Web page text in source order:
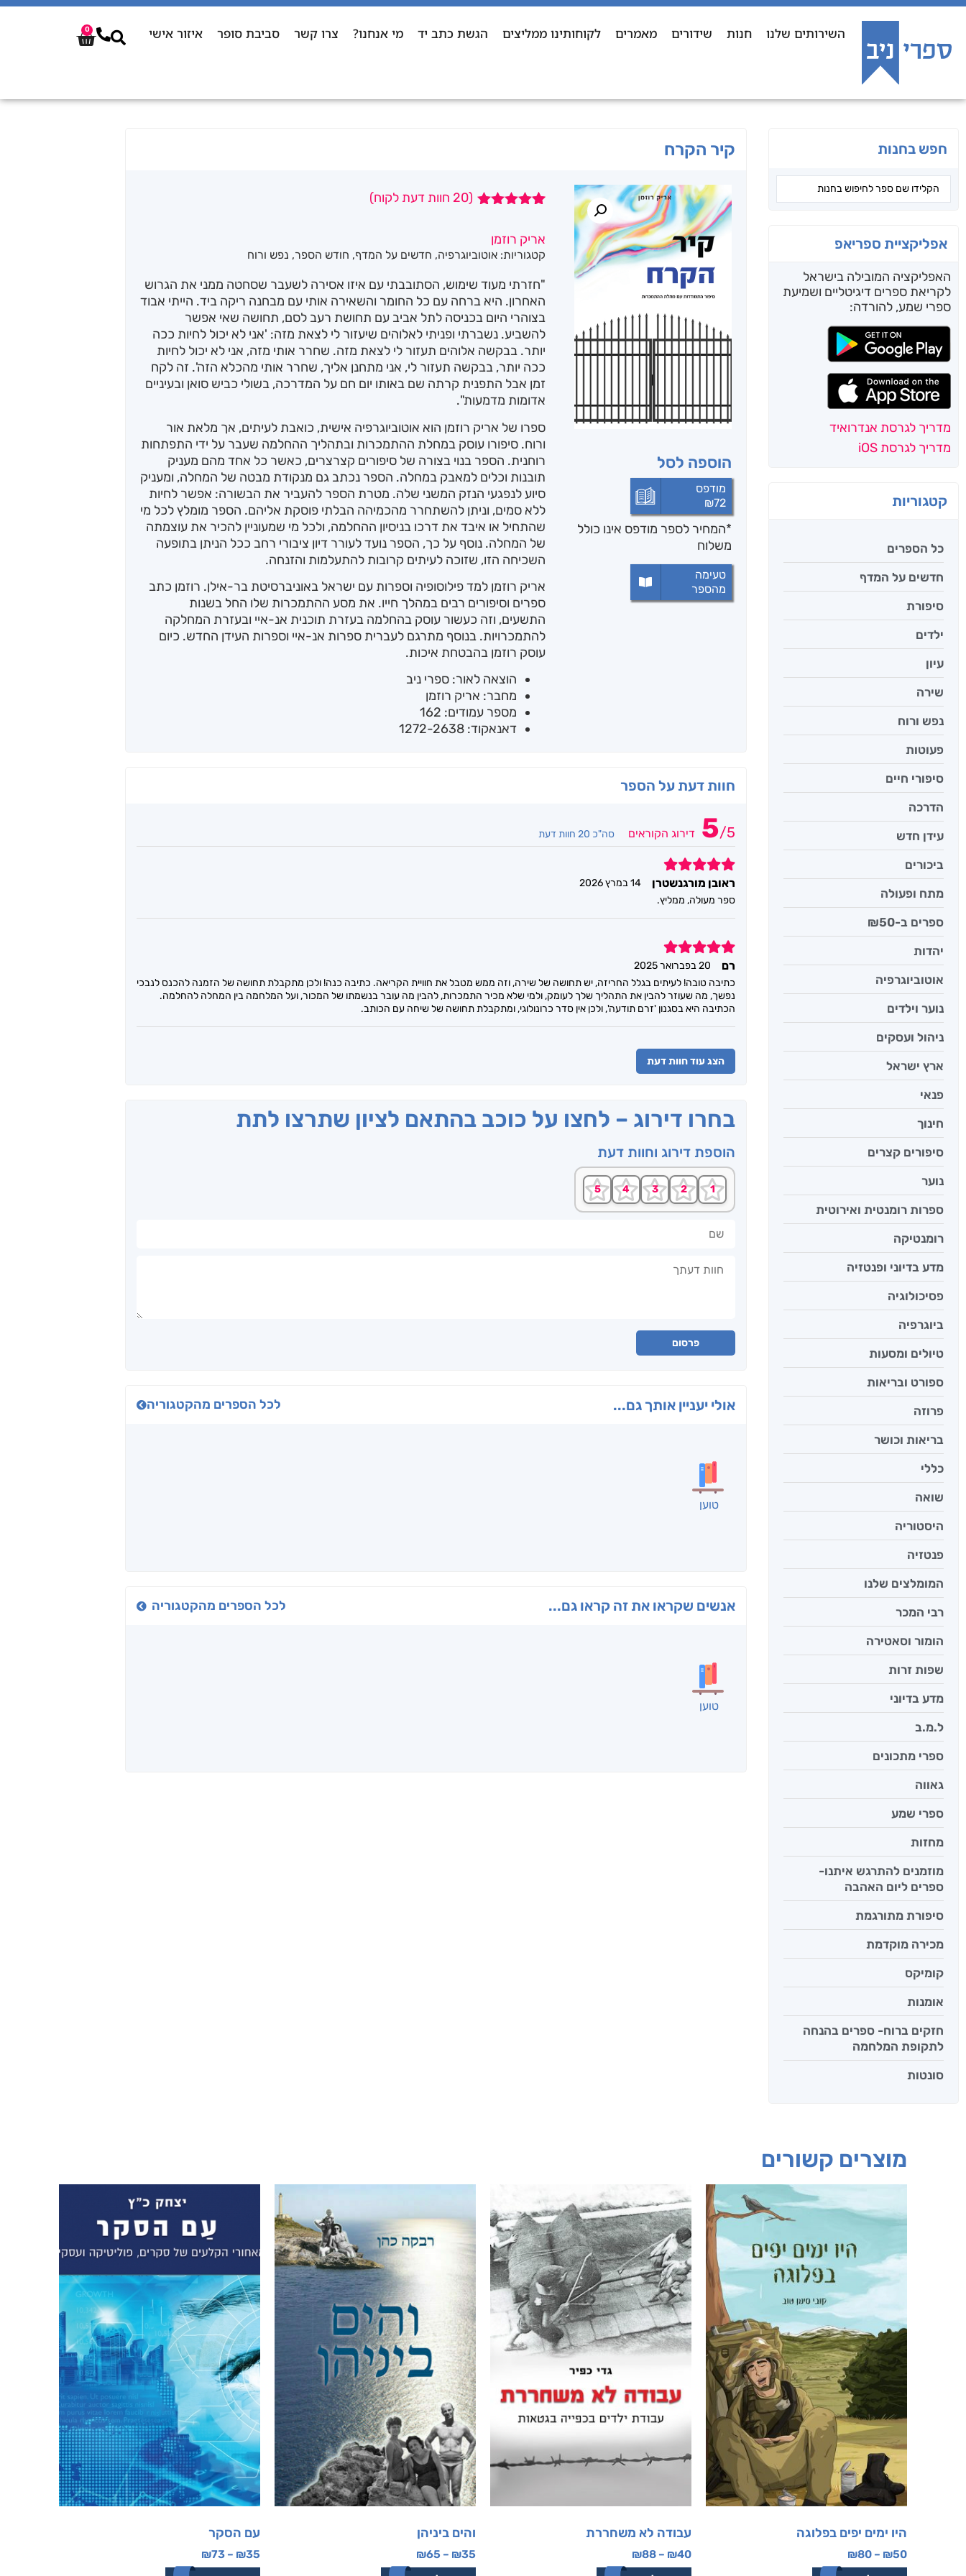
השירותים שלנו חנות שידורים מאמרים לקוחותינו ממליצים הגשת כתב יד מי אנחנו? צרו קשר סביבת סופר איזור אישי 0
חפש בחנות
אפליקציית ספריאפ
האפליקציה המובילה בישראל
לקריאת ספרים דיגיטליים ושמיעת
ספרי שמע, להורדה:
מדריך לגרסת אנדרואיד
מדריך לגרסת iOS
קטגוריות
כל הספרים
חדשים על המדף
סיפורת
ילדים
עיון
שירה
נפש ורוח
פעוטות
סיפורי חיים
הדרכה
עידן חדש
ביכורים
מתח ופעולה
ספרים ב-₪50
יהדות
אוטוביוגרפיה
נוער וילדים
ניהול ועסקים
ארץ ישראל
פנאי
חינוך
סיפורים קצרים
נוער
ספרות רומנטית ואירוטית
רומנטיקה
מדע בדיוני ופנטזיה
פסיכולוגיה
ביוגרפיה
טיולים ומסעות
ספורט ובריאות
פרוזה
בריאות וכושר
כללי
שואה
היסטוריה
פנטזיה
המומלצים שלנו
רבי המכר
הומור וסאטירה
שפות זרות
מדע בדיוני
ל.מ.ב
ספרי מתכונים
גאווה
ספרי שמע
מחזות
מוזמנים להתרגש איתנו-
ספרים ליום האהבה
סיפורת מתורגמת
מכירה מוקדמת
קומיקס
אומנות
חזקים ברוח- ספרים בהנחה
לתקופת המלחמה
סונטות
קיר הקרח
הוספה לסל
מודפס
₪72
*המחיר לספר מודפס אינו כולל
משלוח
טעימה
מהספר
מבוסס על
דירוגים של
(
20 חוות דעת לקוח)
אריק רוזמן
קטגוריות: אוטוביוגרפיה, חדשים על המדף, חודש הספר, נפש ורוח
"חזרתי מעוד שימוש, הסתובבתי עם איזו אסירה לשעבר שסחטה ממני את הגרוש
האחרון. היא ברחה עם כל החומר והשאירה אותי עם מבחנה ריקה ביד. הייתי אבוד
בצוהרי היום בכניסה לתל אביב עם תחושת רעב לסם, תחושה שאי אפשר
להשביע. נשברתי ופניתי לאלוהים שיעזור לי לצאת מזה: 'אני לא יכול לחיות ככה
יותר. בבקשה אלוהים תעזור לי לצאת מזה. שחרר אותי מזה, אני לא יכול לחיות
ככה יותר, בבקשה תעזור לי, אני מתחנן אליך, שחרר אותי מהכלא הזה'. זה לקח
זמן אבל התפנית קרתה שם באותו יום חם על המדרכה, בשולי כביש סואן ובעיניים
אדומות מדמעות".
ספרו של אריק רוזמן הוא אוטוביוגרפיה אישית, כואבת לעיתים, אך מלאת אור
ורוח. סיפורו עוסק במחלת ההתמכרות ובתהליך ההחלמה שעבר על ידי התפתחות
רוחנית. הספר בנוי בצורה של סיפורים קצרצרים, כאשר כל אחד מהם מעניק
תובנות וכלים למאבק במחלה. הספר נכתב גם מנקודת מבטה של המחלה, ומעניק
סיוע לנפגעי הנזק המשני שלה. מטרת הספר להעביר את הבשורה: אפשר לחיות
ללא סמים, וניתן להשתחרר מהכמיהה הבלתי פוסקת אליהם. הספר מומלץ לכל מי
שהתחיל או איבד את דרכו בניסיון ההחלמה, ולכל מי שמעוניין להכיר את עוצמתה
של המחלה. נוסף על כך, הספר נועד לעורר דיון ציבורי רחב ככל הניתן בתופעה
השכיחה הזו, שזוכה לעיתים קרובות להתעלמות והזנחה.
אריק רוזמן למד פילוסופיה וספרות עם ישראל באוניברסיטת בר-אילן. רוזמן כתב
ספרים וסיפורים רבים במהלך חייו. את מסע ההתמכרות שלו החל בשנות
התשעים, וזה כעשור עוסק בהחלמה בעזרת תוכנית אנ-איי ובעזרת המחלקה
להתמכרויות. בנוסף מתרגם לעברית ספרות אנ-איי וספרות העידן החדש. כיום
עוסק רוזמן בהבטחת איכות.
הוצאה לאור: ספרי ניב
מחבר: אריק רוזמן
מספר עמודים: 162
דאנאקוד: 1272-2638
חוות דעת על הספר
5/5 דירוג הקוראים סה"כ 20 חוות דעת
5
ראובן מורגנשטרן
14 במרץ 2026
ספר מעולה, ממליץ.
5
רם
20 בפברואר 2025
כתיבה טובה! לעיתים בגלל החריזה, יש תחושה של שירה, וזה ממש מטבל את חוויית הקריאה. כתיבה כנה! ולכן מתקבלת תחושה של הזמנה להכנס לנבכי
נפשך, מה שעוזר להבין את התהליך שלך לעומק, ולמי שלא מכיר התמכרות, להבין מה עובר בנשמתו של המכור, ועל המלחמה בין המחלה להחלמה.
הכתיבה היא בסגנון 'זרם תודעה', ולכן אין סדר כרונולוגי, ומתקבלת תחושה של שיחה עם הכותב.
הצג עוד חוות דעת
בחרו דירוג – לחצו על כוכב בהתאם לציון שתרצו לתת
הוספת דירוג וחוות דעת
פרסום
אולי יעניין אותך גם... לכל הספרים מהקטגוריה
טוען
אנשים שקראו את זה קראו גם... לכל הספרים מהקטגוריה
טוען
מוצרים קשורים
היו ימים יפים בפלוגה
₪50
–
₪80
עבודה לא משחררת
₪40
–
₪88
והים ביניהן
₪35
–
₪65
עם הסקר
₪35
–
₪73